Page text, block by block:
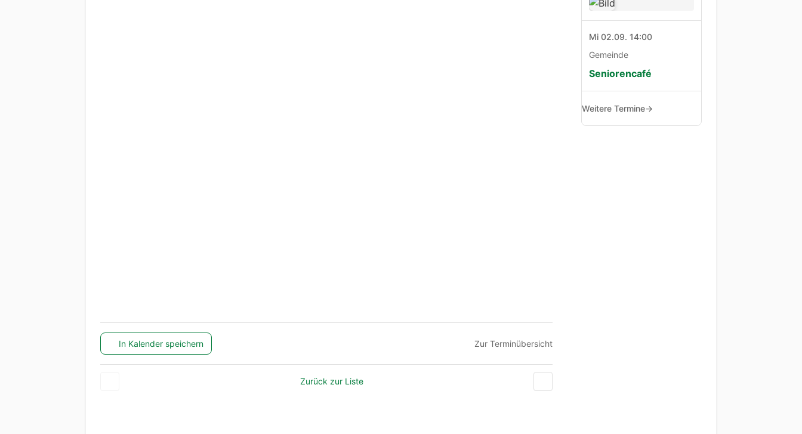
In Kalender speichern Zur Terminübersicht
Zurück zur Liste
Mi 02.09. 14:00
Gemeinde
Seniorencafé
Weitere Termine→